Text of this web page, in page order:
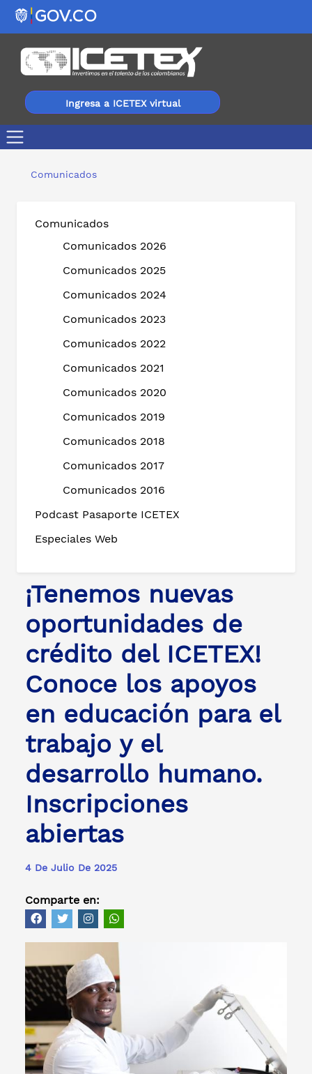
Ingresa a ICETEX virtual
Comunicados
Comunicados
Comunicados 2026
Comunicados 2025
Comunicados 2024
Comunicados 2023
Comunicados 2022
Comunicados 2021
Comunicados 2020
Comunicados 2019
Comunicados 2018
Comunicados 2017
Comunicados 2016
Podcast Pasaporte ICETEX
Especiales Web
¡Tenemos nuevas
oportunidades de
crédito del ICETEX!
Conoce los apoyos
en educación para el
trabajo y el
desarrollo humano.
Inscripciones
abiertas
4 De Julio De 2025
Comparte en: